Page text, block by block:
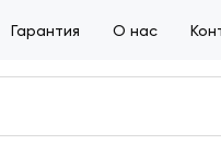
Гарантия О нас